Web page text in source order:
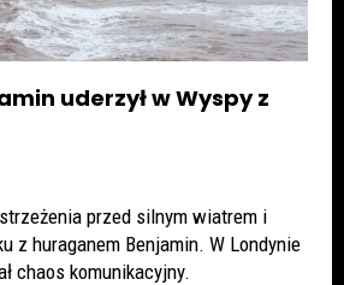
uderzył w Wyspy z
przed silnym wiatrem i
z huraganem Benjamin. W Londynie
chaos komunikacyjny.